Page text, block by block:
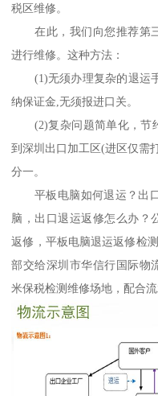
税区维修。
在此，我们向您推荐第三
进行维修。这种方法：
(1)无须办理复杂的退运手
纳保证金,无须报进口关。
(2)复杂问题简单化，节
到深圳出口加工区(进区仅需
分一。
平板电脑如何退运？出口
脑，出口退运返修怎么办？
返修，平板电脑退运返修检
部交给深圳市华信行国际物
米保税检测维修场地，配合